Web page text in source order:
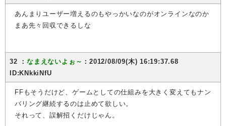
あんまりユーザー増えるのもやっかいなのがオンラインなのか
まあ先々回収できるしな
32 ：なまえないよぉ～ ：2012/08/09(木) 16:19:37.68
ID:KNkkiNfU
FFもそうだけど、ゲームとしての仕組みを大きく変えてもナン
バリング継続するのは止めて欲しい。
それって、誤解招くだけじゃん。